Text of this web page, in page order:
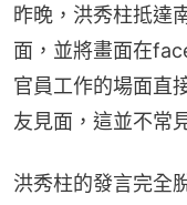
昨晚，洪秀柱抵達
面，並將畫面在
官員工作的場面直
友見面，這並不常
洪秀柱的發言完全